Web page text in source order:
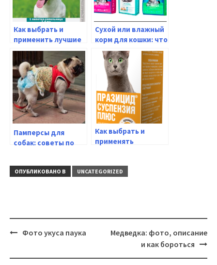
Как выбрать и
применить лучшие
капли от блох для
собак: полное
руководство
Сухой или влажный
корм для кошки: что
выбрать? Советы
ветеринаров
Памперсы для
собак: советы по
Как выбрать и
применять
советы
ОПУБЛИКОВАНО В UNCATEGORIZED
Навигация
Фото укуса паука
Медведка: фото, описание
и как бороться